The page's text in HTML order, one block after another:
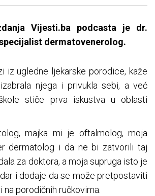
Vijesti.ba podcasta je dr.
dermatovenerolog.
iz ugledne ljekarske porodice, kaže
njega i privukla sebi, a već
stiče prva iskustva u oblasti
majka mi je oftalmolog, moja
dermatolog i da ne bi zatvorili taj
za doktora, a moja supruga isto je
i dodaje da se može pretpostaviti
na porodičnih ručkovima.